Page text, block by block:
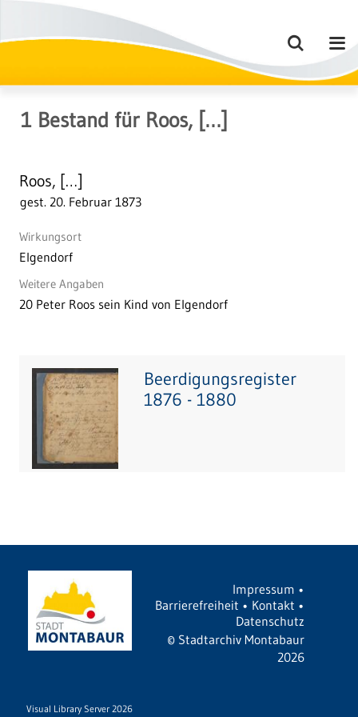
1 Bestand für Roos, […]
Roos, […]
gest. 20. Februar 1873
Wirkungsort
Elgendorf
Weitere Angaben
20 Peter Roos sein Kind von Elgendorf
Beerdigungsregister
1876 - 1880
Impressum •
Barrierefreiheit • Kontakt •
Datenschutz
© Stadtarchiv Montabaur
2026
Visual Library Server 2026